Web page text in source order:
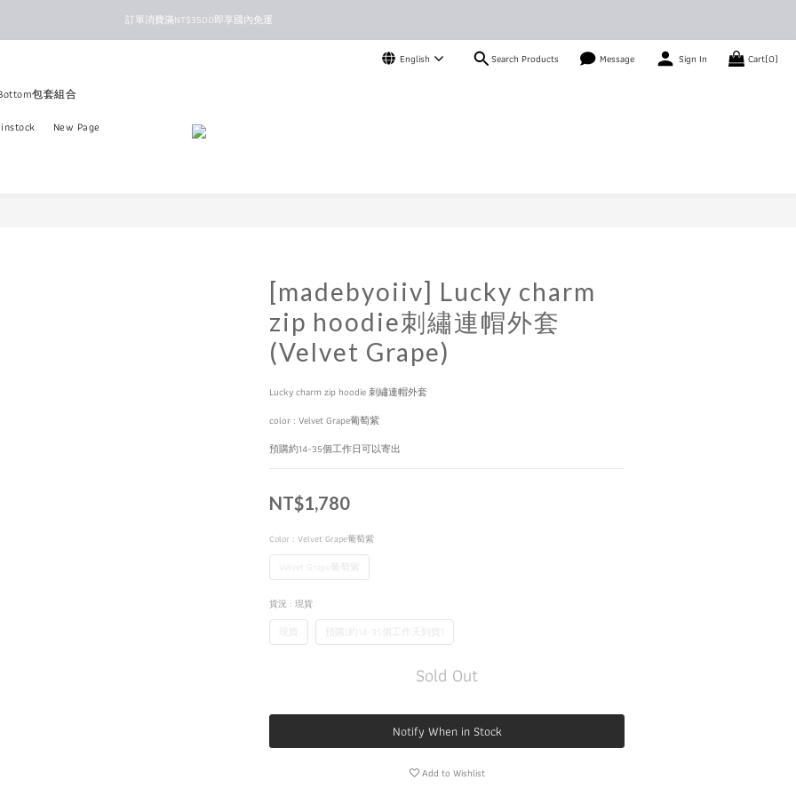
新馬港澳順豐到付配送
訂單消費滿NT$3500即享國內免運
English Search Products Message Sign In Cart(0)
包套組合
instock
New Page
[madebyoiiv] Lucky charm
zip hoodie刺繡連帽外套
(Velvet Grape)
Lucky charm zip hoodie 刺繡連帽外套
color : Velvet Grape葡萄紫
預購約14-35個工作日可以寄出
NT$1,780
Color : Velvet Grape葡萄紫
Velvet Grape葡萄紫
貨況 : 現貨
現貨 預購(約14-35個工作天到貨)
Sold Out
Notify When in Stock
Add to Wishlist